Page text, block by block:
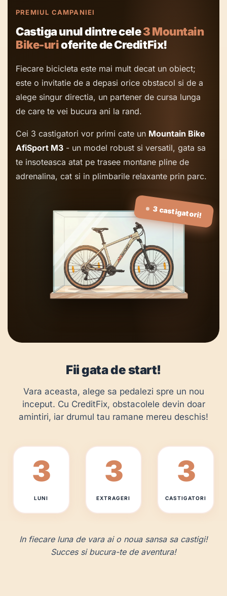
PREMIUL CAMPANIEI
Castiga unul dintre cele3 Mountain
Bike-urioferite de CreditFix!
Fiecare bicicleta este mai mult decat un obiect;
este o invitatie de a depasi orice obstacol si de a
alege singur directia, un partener de cursa lunga
de care te vei bucura ani la rand.
Cei 3 castigatori vor primi cate un Mountain Bike
AfiSport M3 - un model robust si versatil, gata sa
te insoteasca atat pe trasee montane pline de
adrenalina, cat si in plimbarile relaxante prin parc.
3 castigatori!
Fii gata de start!
Vara aceasta, alege sa pedalezi spre un nou
inceput. Cu CreditFix, obstacolele devin doar
amintiri, iar drumul tau ramane mereu deschis!
3
LUNI
3
EXTRAGERI
3
CASTIGATORI
In fiecare luna de vara ai o noua sansa sa castigi!
Succes si bucura-te de aventura!